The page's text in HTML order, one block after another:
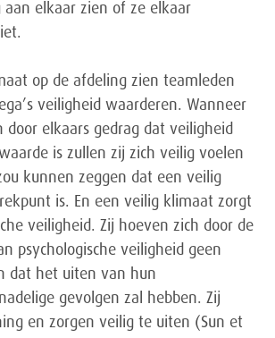
aan elkaar zien of ze elkaar
op de afdeling zien teamleden
veiligheid waarderen. Wanneer
door elkaars gedrag dat veiligheid
is zullen zij zich veilig voelen
kunnen zeggen dat een veilig
is. En een veilig klimaat zorgt
veiligheid. Zij hoeven zich door de
psychologische veiligheid geen
dat het uiten van hun
gevolgen zal hebben. Zij
en zorgen veilig te uiten (Sun et